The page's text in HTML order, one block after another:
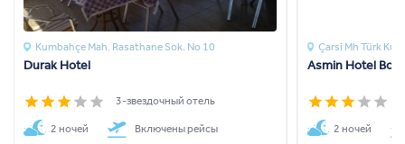
Kumbahçe Mah. Rasathane Sok. No 10
Durak Hotel
3-звездочный отель
2 ночей Включены рейсы
Çarsi Mh Türk
Asmin Hotel
2 ночей